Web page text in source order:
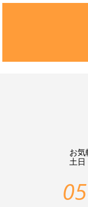
お気
土日